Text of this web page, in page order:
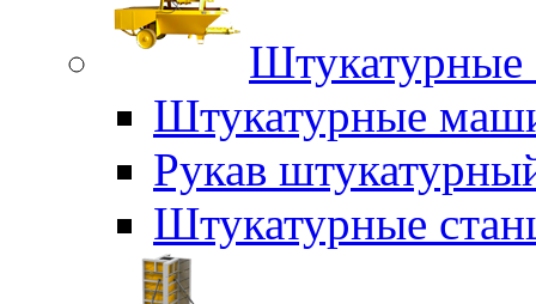
Штукатурные
Штукатурные
Рукав
Штукатурные